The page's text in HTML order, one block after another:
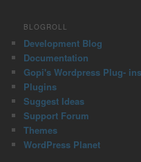
BLOGROLL
Development Blog
Documentation
Gopi's Wordpress Plug- ins
Plugins
Suggest Ideas
Support Forum
Themes
WordPress Planet